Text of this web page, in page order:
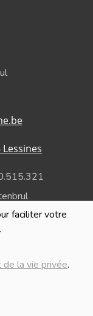
faciliter votre
la vie privée.
Lessines
de la vie